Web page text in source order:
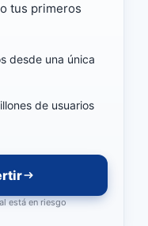
tus primeros
desde una única
de usuarios
está en riesgo